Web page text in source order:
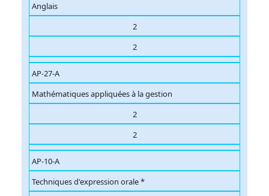
Anglais
2
2
AP-27-A
Mathématiques appliquées à la gestion
2
2
AP-10-A
Techniques d'expression orale *